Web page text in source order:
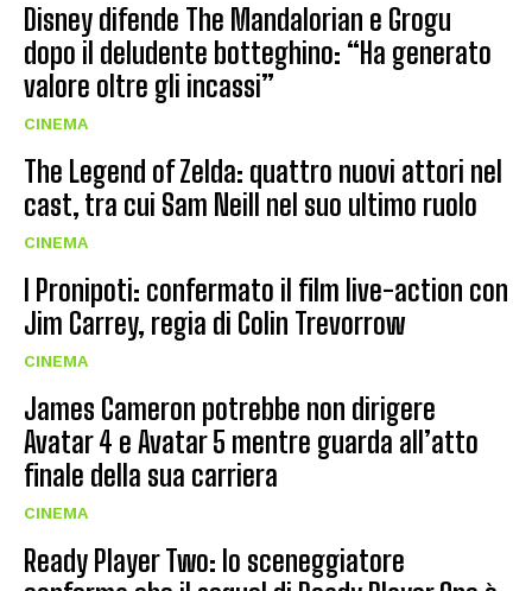
Disney difende The Mandalorian e Grogu
dopo il deludente botteghino: “Ha generato
valore oltre gli incassi”
CINEMA
The Legend of Zelda: quattro nuovi attori nel
cast, tra cui Sam Neill nel suo ultimo ruolo
CINEMA
I Pronipoti: confermato il film live-action con
Jim Carrey, regia di Colin Trevorrow
CINEMA
James Cameron potrebbe non dirigere
Avatar 4 e Avatar 5 mentre guarda all’atto
finale della sua carriera
CINEMA
Ready Player Two: lo sceneggiatore